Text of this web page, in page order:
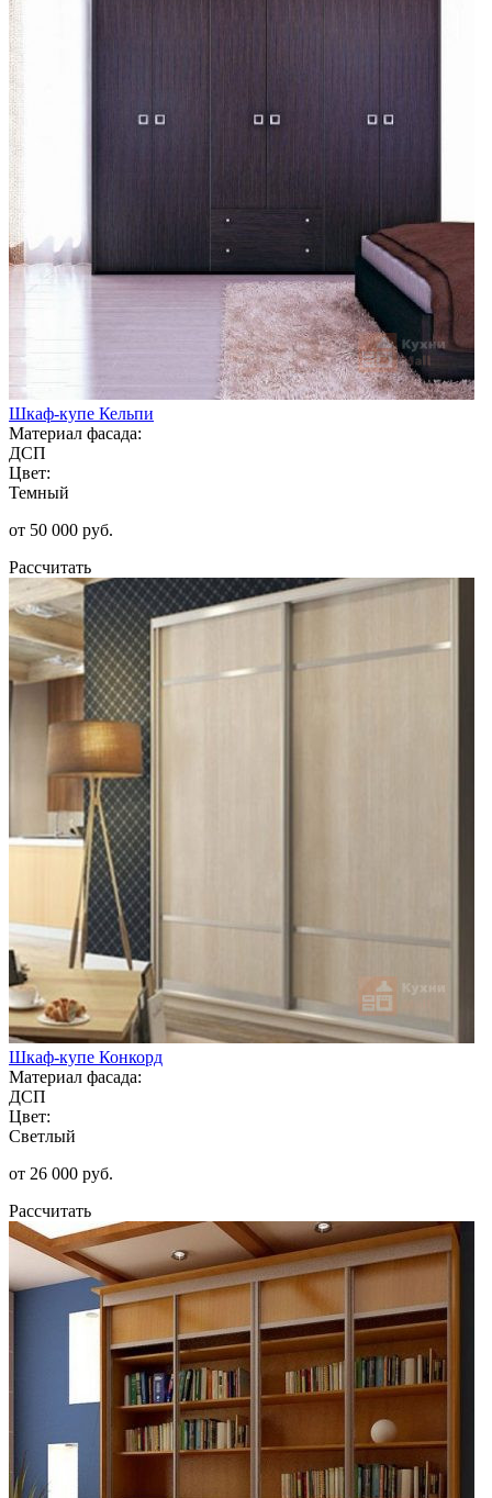
Шкаф-купе Кельпи
Материал фасада:
ДСП
Цвет:
Темный
от 50 000 руб.
Рассчитать
Шкаф-купе Конкорд
Материал фасада:
ДСП
Цвет:
Светлый
от 26 000 руб.
Рассчитать